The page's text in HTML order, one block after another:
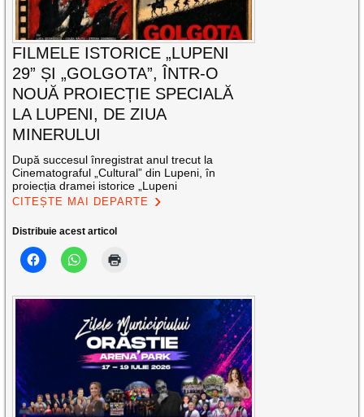
FILMELE ISTORICE „LUPENI
29” ȘI „GOLGOTA”, ÎNTR-O
NOUĂ PROIECȚIE SPECIALĂ
LA LUPENI, DE ZIUA
MINERULUI
După succesul înregistrat anul trecut la
Cinematograful „Cultural” din Lupeni, în
proiecția dramei istorice „Lupeni
CITEȘTE MAI DEPARTE
Distribuie acest articol